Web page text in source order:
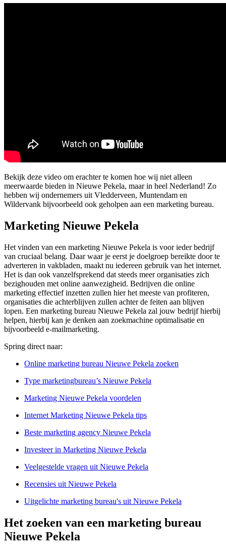
Bekijk deze video om erachter te komen hoe wij niet alleen
meerwaarde bieden in Nieuwe Pekela, maar in heel Nederland! Zo
hebben wij ondernemers uit Vledderveen, Muntendam en
Wildervank bijvoorbeeld ook geholpen aan een marketing bureau.
Marketing Nieuwe Pekela
Het vinden van een marketing Nieuwe Pekela is voor ieder bedrijf
van cruciaal belang. Daar waar je eerst je doelgroep bereikte door te
adverteren in vakbladen, maakt nu iedereen gebruik van het internet.
Het is dan ook vanzelfsprekend dat steeds meer organisaties zich
bezighouden met online aanwezigheid. Bedrijven die online
marketing effectief inzetten zullen hier het meeste van profiteren,
organisaties die achterblijven zullen achter de feiten aan blijven
lopen. Een marketing bureau Nieuwe Pekela zal jouw bedrijf hierbij
helpen, hierbij kan je denken aan zoekmachine optimalisatie en
bijvoorbeeld e-mailmarketing.
Spring direct naar:
Online marketing bureau Nieuwe Pekela zoeken
Type marketingbureau’s Nieuwe Pekela
Marketing Nieuwe Pekela voordelen
Internet Marketing Nieuwe Pekela tips
Beste marketing agency Nieuwe Pekela
Investeer in Marketing Nieuwe Pekela
Veelgestelde vragen uit Nieuwe Pekela
Recensies uit Nieuwe Pekela
Uitgelichte marketing bureau's uit Nieuwe Pekela
Het zoeken van een marketing bureau
Nieuwe Pekela